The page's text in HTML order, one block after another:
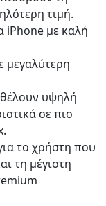
τιμή.
iPhone με καλή
μεγαλύτερη
υψηλή
σε πιο
το χρήστη που
τη μέγιστη